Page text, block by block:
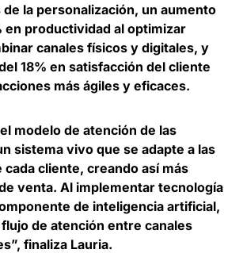
la personalización, un aumento
en productividad al optimizar
canales físicos y digitales, y
18% en satisfacción del cliente
más ágiles y eficaces.
modelo de atención de las
sistema vivo que se adapte a las
cada cliente, creando así más
venta. Al implementar tecnología
de inteligencia artificial,
de atención entre canales
finaliza Lauria.